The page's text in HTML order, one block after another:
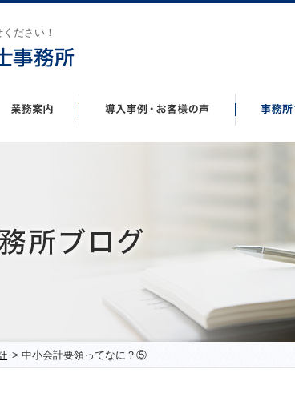
ださい！
> 中小会計要領ってなに？⑤